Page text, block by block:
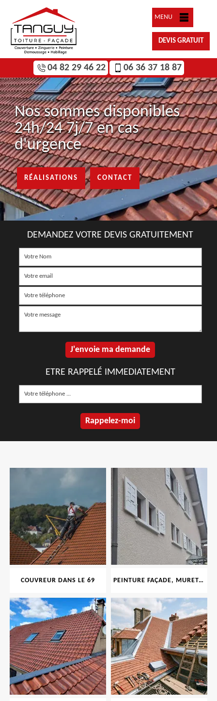
MENU
DEVIS GRATUIT
04 82 29 46 22 06 36 37 18 87
Nos sommes disponibles
24h/24 7j/7 en cas
d'urgence
RÉALISATIONS CONTACT
DEMANDEZ VOTRE DEVIS GRATUITEMENT
ETRE RAPPELÉ IMMEDIATEMENT
COUVREUR DANS LE 69 PEINTURE FAÇADE, MURET, TOITURE, BOISERIE, FERRONERIE, GOUTTIÈRE 69